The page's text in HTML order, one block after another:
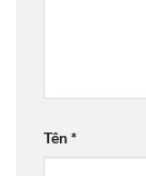
Tên*